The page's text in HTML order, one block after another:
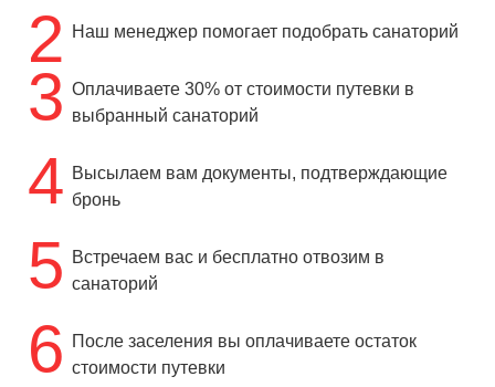
2 Наш менеджер помогает подобрать санаторий
3 Оплачиваете 30% от стоимости путевки в
выбранный санаторий
4 Высылаем вам документы, подтверждающие
бронь
5
Встречаем вас и бесплатно отвозим в
санаторий
6
После заселения вы оплачиваете остаток
стоимости путевки